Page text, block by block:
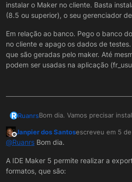
instalar o Maker no cliente. Basta
(8.5 ou superior), o seu gerenciador
Em relação ao banco. Pego o banco
no cliente e apago os dados de
que são geradas pelo maker. Até
podem ser usadas na aplicação
R RuanrsBom dia. Vamos precisar
conseguimos chegar a um
melhor forma de fazer esse
Primeiramente, rodar o
ou fazer uma instalação do
Gostaria de saber qual é a
com o assunto, como é feito
já agradeço.
Offline
Janpier dos Santosescreveu em 5
última edição por
@Ruanrs Bom dia.
A IDE Maker 5 permite realizar a
formatos, que são: